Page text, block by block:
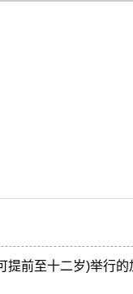
提前至十二岁)举行